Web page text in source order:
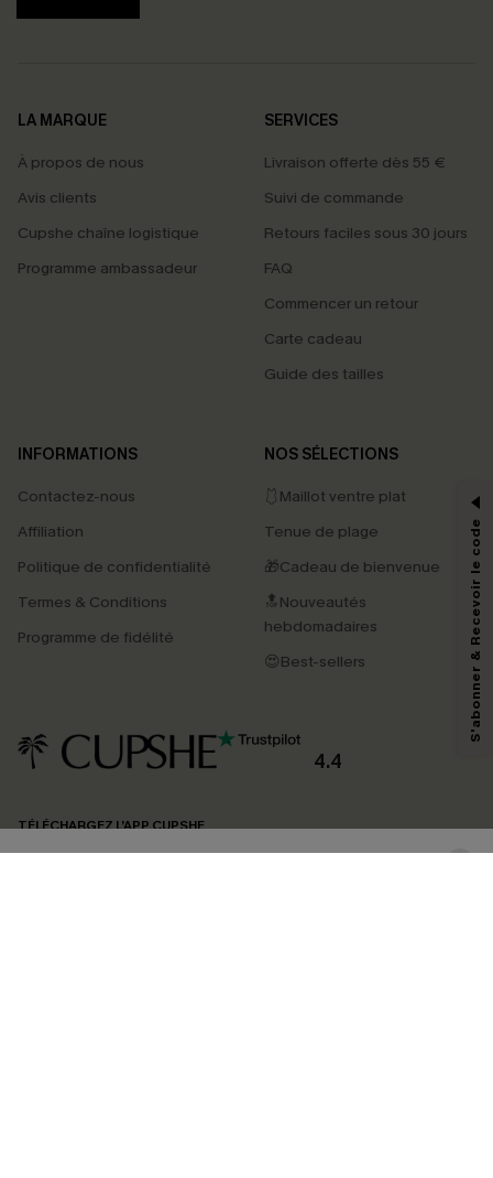
LA MARQUE
À propos de nous
Avis clients
Cupshe chaîne logistique
Programme ambassadeur
SERVICES
Livraison offerte dès 55 €
Suivi de commande
Retours faciles sous 30 jours
FAQ
Commencer un retour
Carte cadeau
Guide des tailles
INFORMATIONS
Contactez-nous
Affiliation
Politique de confidentialité
Termes & Conditions
Programme de fidélité
NOS SÉLECTIONS
🩱Maillot ventre plat
Tenue de plage
🎁Cadeau de bienvenue
🔝Nouveautés
hebdomadaires
😍Best-sellers
4.4
TÉLÉCHARGEZ L’APP CUPSHE
PROFITEZ DE -15%
-15% dès 2 Achetés par E-mail
*Un code par commande, valable une seule fois.
En soumettant votre adresse e-mail, vous acceptez de recevoir des e-mails
marketing (y compris du contenu généré par l'IA) de Cupshe et
reconnaissez avoir pris connaissance de nos
pouvons utiliser les données collectées sur notre site ainsi que des
produits susceptibles de vous intéresser, conformément à notre
Politique de
confidentialité
. Vous pouvez vous désabonner à tout moment.
S'abonner & Recevoir le code